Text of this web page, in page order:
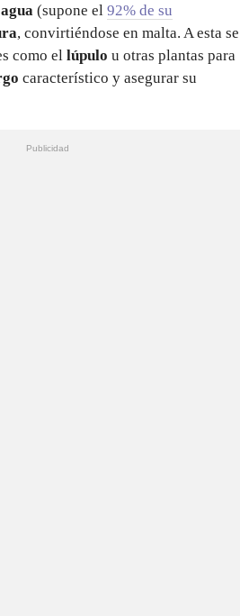
(supone el 92% de su
, convirtiéndose en malta. A esta se
como el lúpulo u otras plantas para
característico y asegurar su